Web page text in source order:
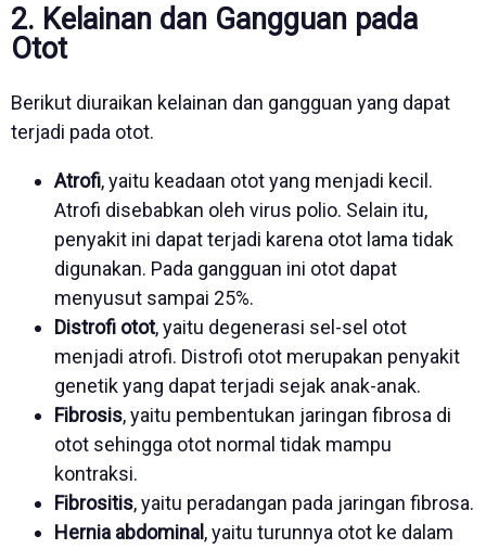
2. Kelainan dan Gangguan pada
Otot
Berikut diuraikan kelainan dan gangguan yang dapat
terjadi pada otot.
Atrofi, yaitu keadaan otot yang menjadi kecil.
Atrofi disebabkan oleh virus polio. Selain itu,
penyakit ini dapat terjadi karena otot lama tidak
digunakan. Pada gangguan ini otot dapat
menyusut sampai 25%.
Distrofi otot, yaitu degenerasi sel-sel otot
menjadi atrofi. Distrofi otot merupakan penyakit
genetik yang dapat terjadi sejak anak-anak.
Fibrosis, yaitu pembentukan jaringan fibrosa di
otot sehingga otot normal tidak mampu
kontraksi.
Fibrositis, yaitu peradangan pada jaringan fibrosa.
Hernia abdominal , yaitu turunnya otot ke dalam